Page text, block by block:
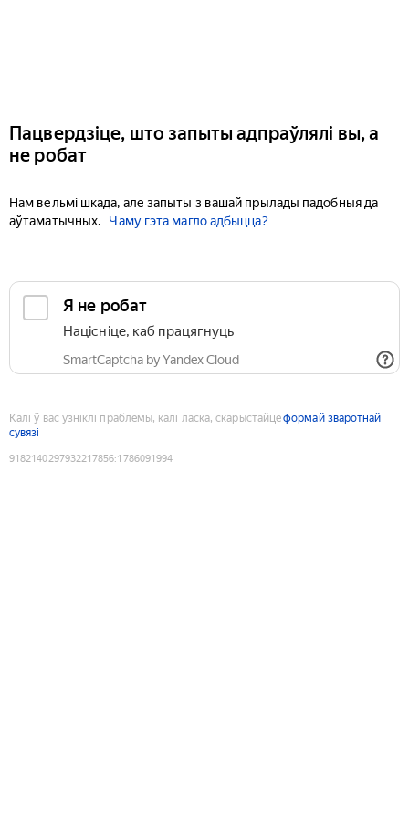
Пацвердзіце, што запыты адпраўлялі вы, а
не робат
Нам вельмі шкада, але запыты з вашай прылады падобныя да
аўтаматычных.
Чаму гэта магло адбыцца?
Я не робат
Націсніце, каб працягнуць
SmartCaptcha by Yandex Cloud
Калі ў вас узніклі праблемы, калі ласка, скарыстайцеформай зваротнай
сувязі
9182140297932217856:1786091994